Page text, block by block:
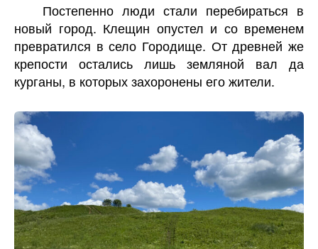
Постепенно люди стали перебираться в
новый город. Клещин опустел и со временем
превратился в село Городище. От древней же
крепости остались лишь земляной вал да
курганы, в которых захоронены его жители.